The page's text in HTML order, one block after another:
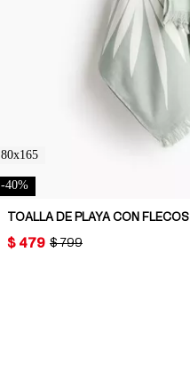
80x165
-40%
TOALLA DE PLAYA CON FLECOS
ORIGINAL PRICE:
$ 799
PRICE:
$ 479